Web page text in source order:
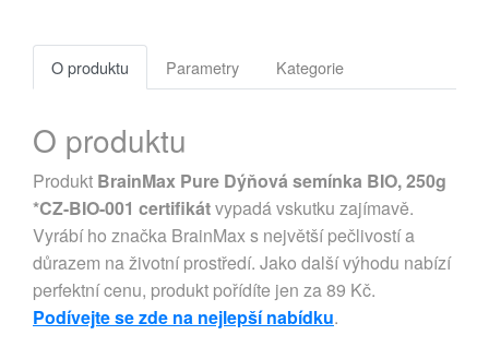
O produktu Parametry Kategorie
O produktu
Produkt BrainMax Pure Dýňová semínka BIO, 250g
*CZ-BIO-001 certifikátvypadá vskutku zajímavě.
Vyrábí ho značka BrainMax s největší pečlivostí a
důrazem na životní prostředí. Jako další výhodu nabízí
perfektní cenu, produkt pořídíte jen za 89 Kč.
Podívejte se zde na nejlepší nabídku.